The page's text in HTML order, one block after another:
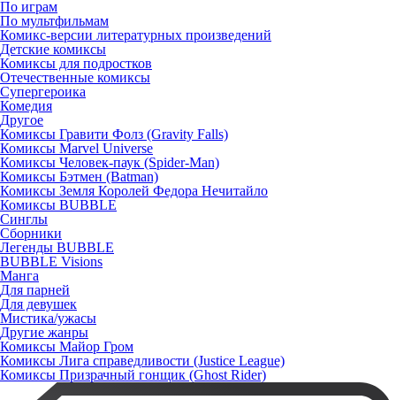
По играм
По мультфильмам
Комикс-версии литературных произведений
Детские комиксы
Комиксы для подростков
Отечественные комиксы
Супергероика
Комедия
Другое
Комиксы Гравити Фолз (Gravity Falls)
Комиксы Marvel Universe
Комиксы Человек-паук (Spider-Man)
Комиксы Бэтмен (Batman)
Комиксы Земля Королей Федора Нечитайло
Комиксы BUBBLE
Синглы
Сборники
Легенды BUBBLE
BUBBLE Visions
Манга
Для парней
Для девушек
Мистика/ужасы
Другие жанры
Комиксы Майор Гром
Комиксы Лига справедливости (Justice League)
Комиксы Призрачный гонщик (Ghost Rider)